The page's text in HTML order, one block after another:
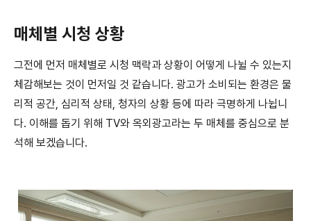
매체별 시청 상황
그전에 먼저 매체별로 시청 맥락과 상황이 어떻게 나뉠 수 있는지
체감해보는 것이 먼저일 것 같습니다. 광고가 소비되는 환경은 물
리적 공간, 심리적 상태, 청자의 상황 등에 따라 극명하게 나뉩니
다. 이해를 돕기 위해 TV와 옥외광고라는 두 매체를 중심으로 분
석해 보겠습니다.